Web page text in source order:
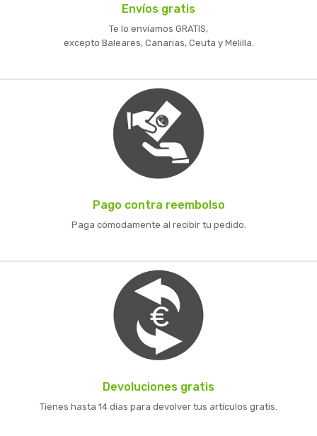
Envíos gratis
Te lo enviamos GRATIS,
excepto Baleares, Canarias, Ceuta y Melilla.
Pago contra reembolso
Paga cómodamente al recibir tu pedido.
Devoluciones gratis
Tienes hasta 14 días para devolver tus artículos gratis.